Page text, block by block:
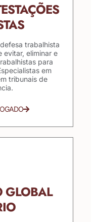
trabalhista
evitar, eliminar e
para
em
tribunais de
GLOBAL